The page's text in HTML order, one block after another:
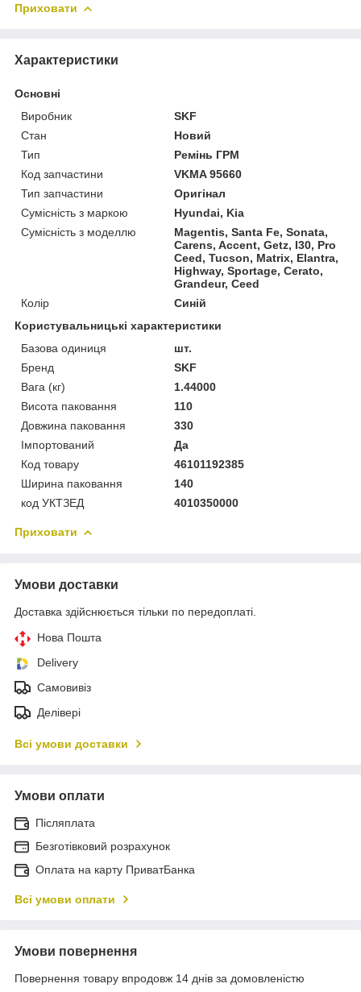
Приховати
Характеристики
Основні
Виробник
SKF
Стан
Новий
Тип
Ремінь ГРМ
Код запчастини
VKMA 95660
Тип запчастини
Оригінал
Сумісність з маркою
Hyundai, Kia
Сумісність з моделлю
Magentis, Santa Fe, Sonata,
Carens, Accent, Getz, I30, Pro
Ceed, Tucson, Matrix, Elantra,
Highway, Sportage, Cerato,
Grandeur, Ceed
Колір
Синій
Користувальницькі характеристики
Базова одиниця
шт.
Бренд
SKF
Вага (кг)
1.44000
Висота паковання
110
Довжина паковання
330
Імпортований
Да
Код товару
46101192385
Ширина паковання
140
код УКТЗЕД
4010350000
Приховати
Умови доставки
Доставка здійснюється тільки по передоплаті.
Нова Пошта
Delivery
Самовивіз
Делівері
Всі умови доставки
Умови оплати
Післяплата
Безготівковий розрахунок
Оплата на карту ПриватБанка
Всі умови оплати
Умови повернення
Повернення товару впродовж 14 днів за домовленістю